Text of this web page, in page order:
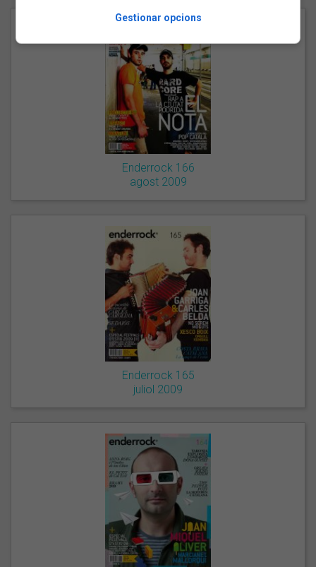
Enderrock 166
agost 2009
Enderrock 165
juliol 2009
Gestionar opcions